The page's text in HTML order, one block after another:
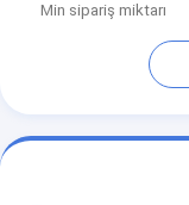
Min sipariş miktarı